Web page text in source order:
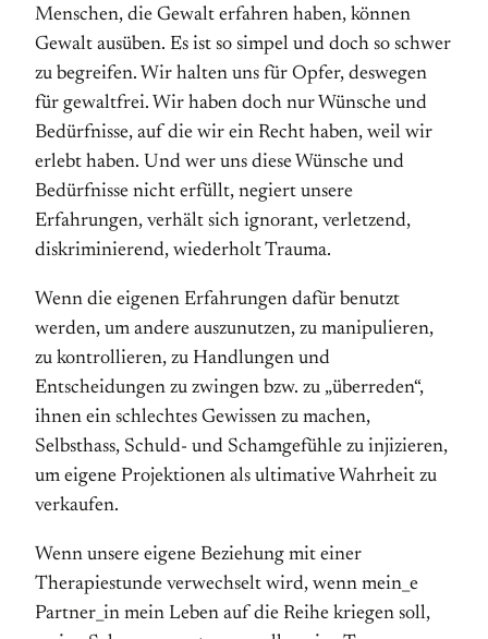
Menschen, die Gewalt erfahren haben, können
Gewalt ausüben. Es ist so simpel und doch so schwer
zu begreifen. Wir halten uns für Opfer, deswegen
für gewaltfrei. Wir haben doch nur Wünsche und
Bedürfnisse, auf die wir ein Recht haben, weil wir
erlebt haben. Und wer uns diese Wünsche und
Bedürfnisse nicht erfüllt, negiert unsere
Erfahrungen, verhält sich ignorant, verletzend,
diskriminierend, wiederholt Trauma.
Wenn die eigenen Erfahrungen dafür benutzt
werden, um andere auszunutzen, zu manipulieren,
zu kontrollieren, zu Handlungen und
Entscheidungen zu zwingen bzw. zu „überreden“,
ihnen ein schlechtes Gewissen zu machen,
Selbsthass, Schuld- und Schamgefühle zu injizieren,
um eigene Projektionen als ultimative Wahrheit zu
verkaufen.
Wenn unsere eigene Beziehung mit einer
Therapiestunde verwechselt wird, wenn mein_e
Partner_in mein Leben auf die Reihe kriegen soll,